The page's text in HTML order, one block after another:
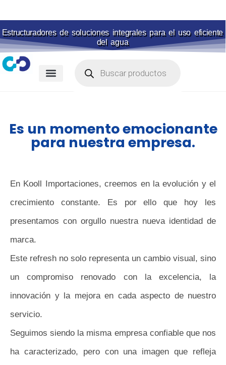
Estructuradores de soluciones integrales para el uso eficiente
del agua
Es un momento emocionante
para nuestra empresa.
En Kooll Importaciones, creemos en la evolución y el
crecimiento constante. Es por ello que hoy les
presentamos con orgullo nuestra nueva identidad de
marca.
Este refresh no solo representa un cambio visual, sino
un compromiso renovado con la excelencia, la
innovación y la mejora en cada aspecto de nuestro
servicio.
Seguimos siendo la misma empresa confiable que nos
ha caracterizado, pero con una imagen que refleja